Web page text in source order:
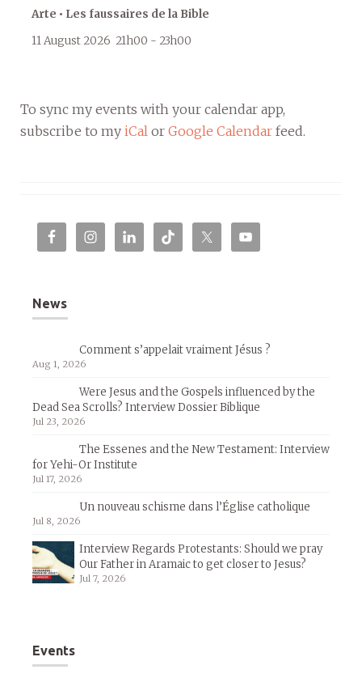
Arte • Les faussaires de la Bible
11 August 2026 21h00 - 23h00
To sync my events with your calendar app,
subscribe to my iCal or Google Calendar feed.
News
Comment s’appelait vraiment Jésus ?
Aug 1, 2026
Were Jesus and the Gospels influenced by the
Dead Sea Scrolls? Interview Dossier Biblique
Jul 23, 2026
The Essenes and the New Testament: Interview
for Yehi-Or Institute
Jul 17, 2026
Un nouveau schisme dans l’Église catholique
Jul 8, 2026
Interview Regards Protestants: Should we pray
Our Father in Aramaic to get closer to Jesus?
Jul 7, 2026
Events